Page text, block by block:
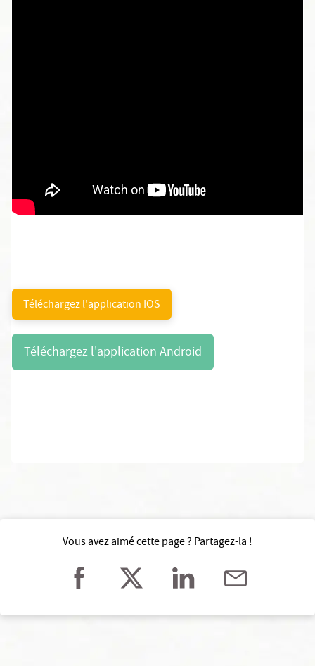
Téléchargez l'application IOS
Téléchargez l'application Android
Vous avez aimé cette page ? Partagez-la !